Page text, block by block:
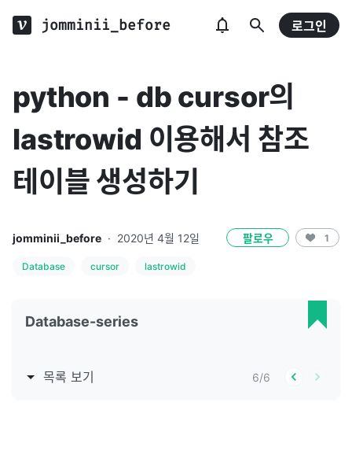
jomminii_before 로그인
python - db cursor의
lastrowid 이용해서 참조
테이블 생성하기
jomminii_before · 2020년 4월 12일 팔로우 1
Database cursor lastrowid
Database-series
목록 보기 6/6